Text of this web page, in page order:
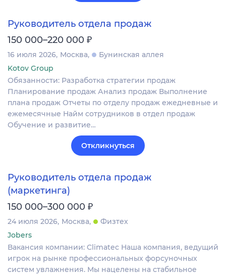
Руководитель отдела продаж
150 000–220 000 ₽
16 июля 2026 Москва
Бунинская аллея
Kotov Group
Обязанности: Разработка стратегии продаж
Планирование продаж Анализ продаж Выполнение
плана продаж Отчеты по отделу продаж ежедневные и
ежемесячные Найм сотрудников в отдел продаж
Обучение и развитие…
Откликнуться
Руководитель отдела продаж
(маркетинга)
150 000–300 000 ₽
24 июля 2026 Москва
Физтех
Jobers
Вакансия компании: Climatec Наша компания, ведущий
игрок на рынке профессиональных форсуночных
систем увлажнения. Мы нацелены на стабильное